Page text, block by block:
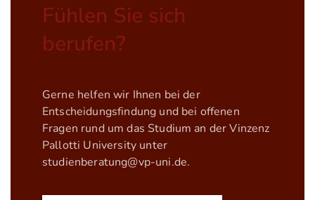
Fühlen Sie sich
berufen?
Gerne helfen wir Ihnen bei der
Entscheidungsfindung und bei offenen
Fragen rund um das Studium an der Vinzenz
Pallotti University unter
studienberatung@vp-uni.de.